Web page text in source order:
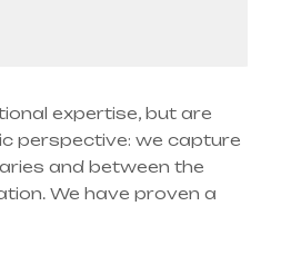
expertise, but are
perspective: we capture
and between the
We have proven a